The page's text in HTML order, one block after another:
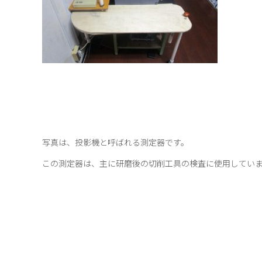
写真は、投影機と呼ばれる測定器です。
この測定器は、主に研磨後の切削工具の検査に使用してい